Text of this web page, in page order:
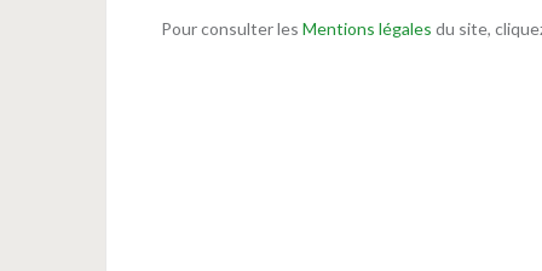
Pour consulter les Mentions légales du site,